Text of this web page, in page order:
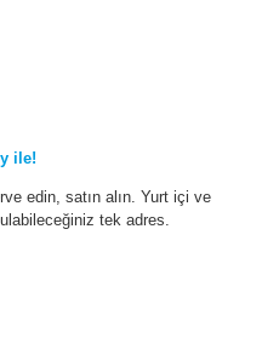
ile!
edin, satın alın. Yurt içi ve
tek adres.